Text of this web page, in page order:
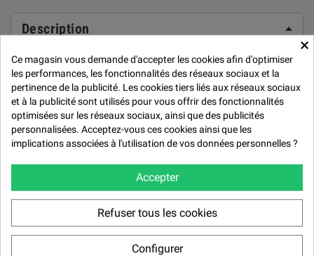
Description
Fiche technique
Cutter rotatif, le montage
Les clients qui ont acheté ce
produit ont également acheté...
×
Ce magasin vous demande d'accepter les cookies afin d'optimiser
les performances, les fonctionnalités des réseaux sociaux et la
pertinence de la publicité. Les cookies tiers liés aux réseaux sociaux
et à la publicité sont utilisés pour vous offrir des fonctionnalités
optimisées sur les réseaux sociaux, ainsi que des publicités
personnalisées. Acceptez-vous ces cookies ainsi que les
implications associées à l'utilisation de vos données personnelles ?
Accepter
Refuser tous les cookies
Configurer